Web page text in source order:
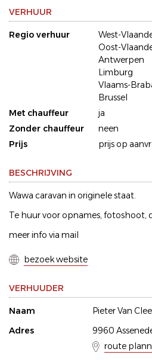
VERHUUR
Regio verhuur
West-
Oost-
Antwerpen
Limburg
Vlaams-
Brussel
Met chauffeur
ja
Zonder chauffeur
neen
Prijs
prijs op
BESCHRIJVING
Wawa caravan in originele staat.
Te huur voor opnames, fotoshoot,
meer info via mail
bezoek website
VERHUUDER
Naam
Pieter Van
Adres
9960
route